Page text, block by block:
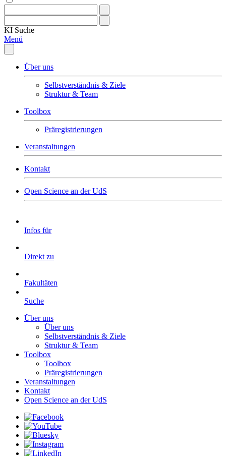
KI Suche
Menü
Über uns
Selbstverständnis & Ziele
Struktur & Team
Toolbox
Präregistrierungen
Veranstaltungen
Kontakt
Open Science an der UdS
Infos für
Direkt zu
Fakultäten
Suche
Über uns
Über uns
Selbstverständnis & Ziele
Struktur & Team
Toolbox
Toolbox
Präregistrierungen
Veranstaltungen
Kontakt
Open Science an der UdS